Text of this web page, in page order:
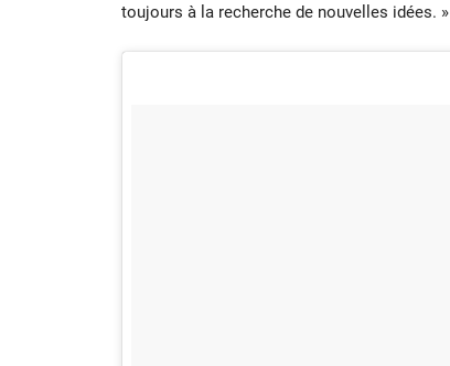
toujours à la recherche de nouvelles idées. »